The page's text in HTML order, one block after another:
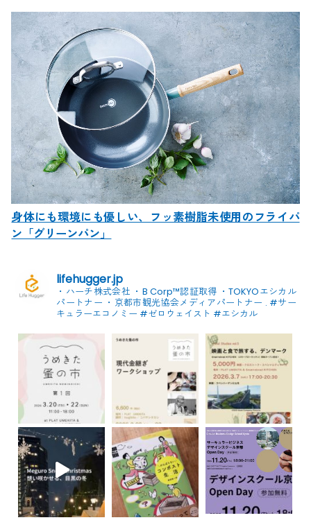
身体にも環境にも優しい、フッ素樹脂未使用のフライパ
ン「グリーンパン」
lifehugger.jp
・ハーチ株式会社 ・B Corp™認証取得 ・TOKYOエシカル
パートナー ・京都市観光協会メディアパートナー . #サー
キュラーエコノミー #ゼロウェイスト #エシカル